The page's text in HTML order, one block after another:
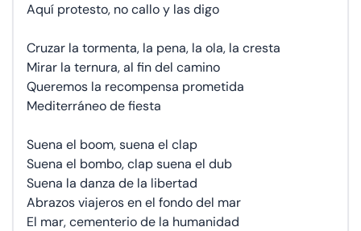
Aquí protesto, no callo y las digo
Cruzar la tormenta, la pena, la ola, la cresta
Mirar la ternura, al fin del camino
Queremos la recompensa prometida
Mediterráneo de fiesta
Suena el boom, suena el clap
Suena el bombo, clap suena el dub
Suena la danza de la libertad
Abrazos viajeros en el fondo del mar
El mar, cementerio de la humanidad